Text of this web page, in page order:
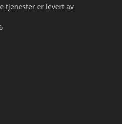
tjenester er levert av